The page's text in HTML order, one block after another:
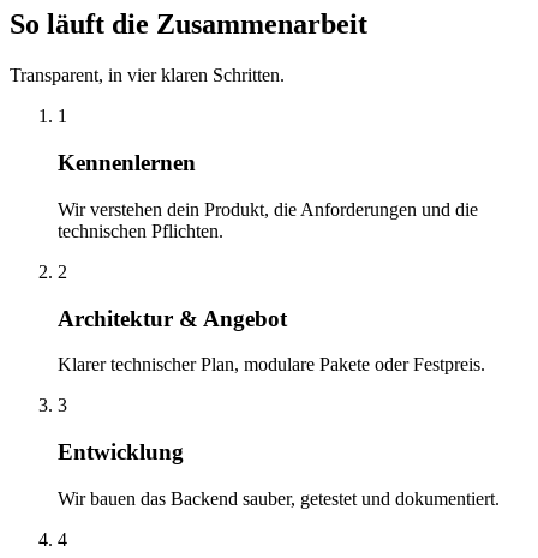
So läuft die Zusammenarbeit
Transparent, in vier klaren Schritten.
1
Kennenlernen
Wir verstehen dein Produkt, die Anforderungen und die
technischen Pflichten.
2
Architektur & Angebot
Klarer technischer Plan, modulare Pakete oder Festpreis.
3
Entwicklung
Wir bauen das Backend sauber, getestet und dokumentiert.
4